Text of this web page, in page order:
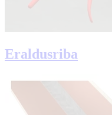
Eraldusriba